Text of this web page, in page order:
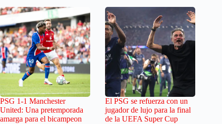
PSG 1-1 Manchester
United: Una pretemporada
amarga para el bicampeon
El PSG se refuerza con un
jugador de lujo para la final
de la UEFA Super Cup